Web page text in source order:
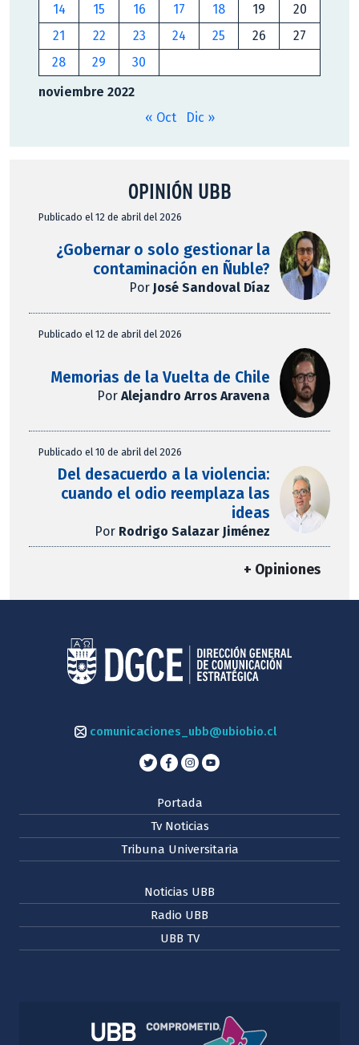
noviembre 2022
14
15 16 17 18 19
20
21
22 23 24 25 26
27
28
29 30
« Oct Dic »
OPINIÓN UBB
Publicado el 12 de abril del 2026
¿Gobernar o solo gestionar la
contaminación en Ñuble?
Por José Sandoval Díaz
Publicado el 12 de abril del 2026
Memorias de la Vuelta de Chile
PorAlejandro Arros Aravena
Publicado el 10 de abril del 2026
Del desacuerdo a la violencia:
cuando el odio reemplaza las
ideas
Por Rodrigo Salazar Jiménez
+ Opiniones
comunicaciones_ubb@ubiobio.cl
Portada
Tv Noticias
Tribuna Universitaria
Noticias UBB
Radio UBB
UBB TV